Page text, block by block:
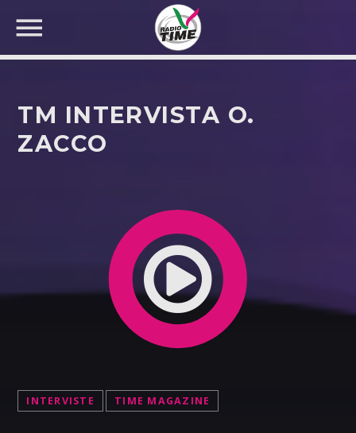
TM INTERVISTA O.
ZACCO
INTERVISTE TIME MAGAZINE